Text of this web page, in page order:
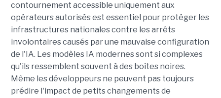
contournement accessible uniquement aux
opérateurs autorisés est essentiel pour protéger les
infrastructures nationales contre les arrêts
involontaires causés par une mauvaise configuration
de l'IA. Les modèles IA modernes sont si complexes
qu'ils ressemblent souvent à des boîtes noires.
Même les développeurs ne peuvent pas toujours
prédire l'impact de petits changements de